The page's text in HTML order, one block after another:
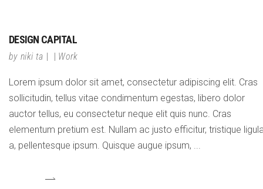
DESIGN CAPITAL
by niki ta Work
Lorem ipsum dolor sit amet, consectetur adipiscing elit. Cras
sollicitudin, tellus vitae condimentum egestas, libero dolor
auctor tellus, eu consectetur neque elit quis nunc. Cras
elementum pretium est. Nullam ac justo efficitur, tristique
a, pellentesque ipsum. Quisque augue ipsum,